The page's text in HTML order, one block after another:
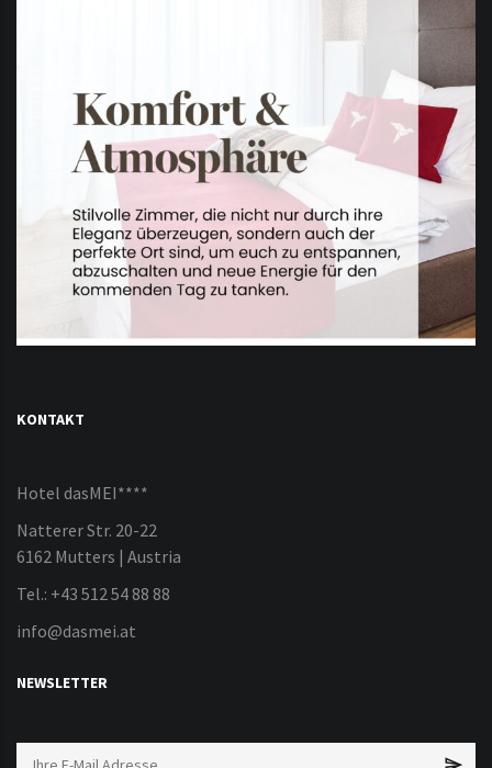
KONTAKT
Hotel dasMEI****
Natterer Str. 20-22
6162 Mutters | Austria
Tel.: +43 512 54 88 88
info@dasmei.at
NEWSLETTER